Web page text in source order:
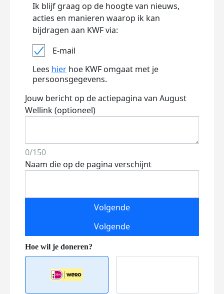
Ik blijf graag op de hoogte van nieuws,
acties en manieren waarop ik kan
bijdragen aan KWF via:
E-mail
Lees hier hoe KWF omgaat met je
persoonsgegevens.
Jouw bericht op de actiepagina van August
Wellink (optioneel)
0/150
Naam die op de pagina verschijnt
Volgende
Volgende